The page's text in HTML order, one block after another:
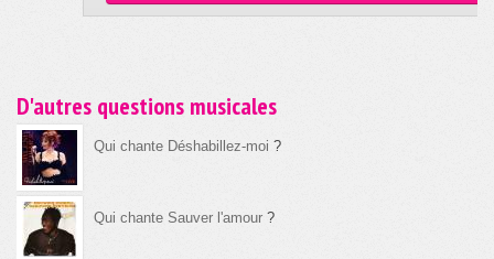
D'autres questions musicales
Qui chante Déshabillez-moi ?
Qui chante Sauver l'amour ?